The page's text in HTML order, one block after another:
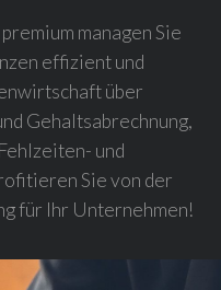
managen Sie
effizient und
über
Gehaltsabrechnung,
und
Sie von der
für Ihr Unternehmen!